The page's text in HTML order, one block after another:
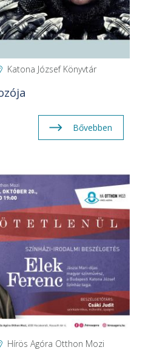
Katona József Könyvtár
Bővebben
Hírös Agóra Otthon Mozi